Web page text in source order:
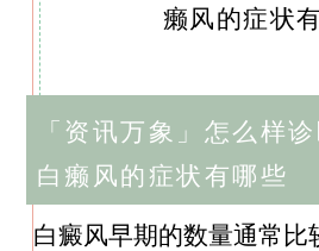
「资讯万象」怎么样
白癞风的症状有哪些
白癜风早期的数量通常比